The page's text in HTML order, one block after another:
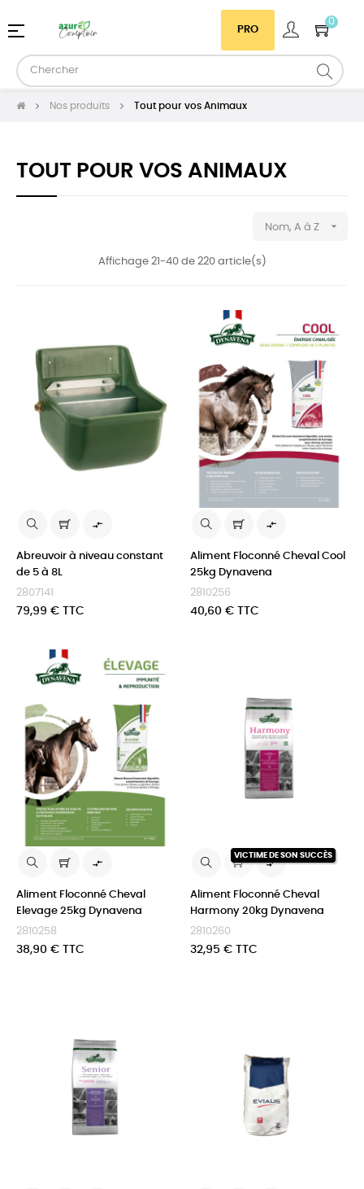
PRO
0
Basculer
navigation
☰
Nos produits Tout pour vos Animaux
TOUT POUR VOS ANIMAUX
Nom, A à Z 
Affichage 21-40 de 220 article(s)

Abreuvoir à niveau constant
de 5 à 8L
2807141
Prix
79,99 € TTC

Aliment Floconné Cheval Cool
25kg Dynavena
2810256
Prix
40,60 € TTC

Aliment Floconné Cheval
Elevage 25kg Dynavena
2810258
Prix
38,90 € TTC
VICTIME DE SON SUCCÈS

Aliment Floconné Cheval
Harmony 20kg Dynavena
2810260
Prix
32,95 € TTC